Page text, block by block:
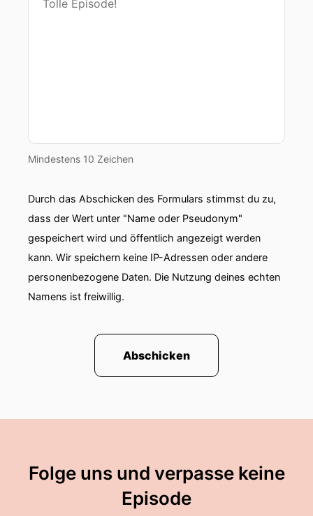
Mindestens 10 Zeichen
Durch das Abschicken des Formulars stimmst du zu,
dass der Wert unter "Name oder Pseudonym"
gespeichert wird und öffentlich angezeigt werden
kann. Wir speichern keine IP-Adressen oder andere
personenbezogene Daten. Die Nutzung deines echten
Namens ist freiwillig.
Abschicken
Folge uns und verpasse keine
Episode